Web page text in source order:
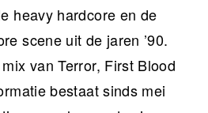
heavy hardcore en de
scene uit de jaren ’90.
van Terror, First Blood
bestaat sinds mei